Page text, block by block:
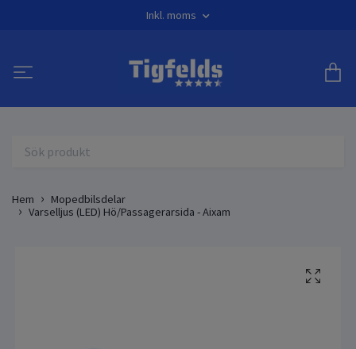
Inkl. moms
Hem
Mopedbilsdelar
Varselljus (LED) Hö/Passagerarsida - Aixam